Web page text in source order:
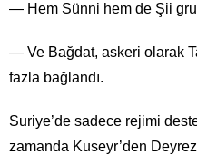
— Hem Sünni hem de Şii
— Ve Bağdat, askeri olarak
fazla bağlandı.
Suriye’de sadece rejimi
zamanda Kuseyr’den